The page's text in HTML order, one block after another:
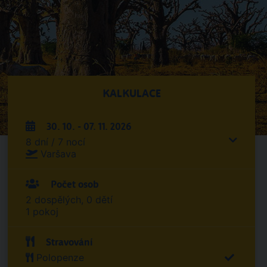
KALKULACE
30. 10. - 07. 11. 2026
8 dní / 7 nocí
Varšava
Počet osob
2 dospělých, 0 dětí
1 pokoj
Stravování
Polopenze